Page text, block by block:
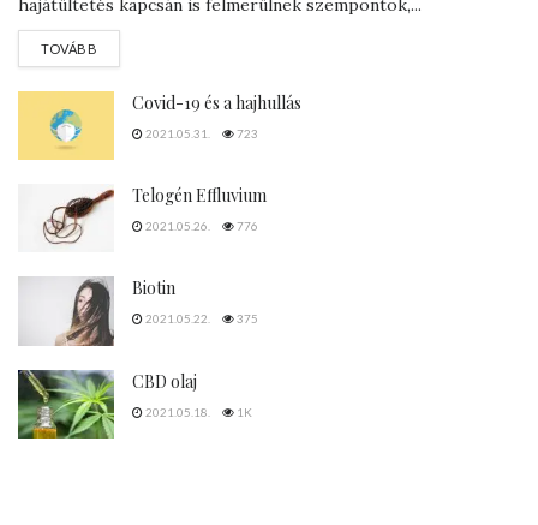
hajátültetés kapcsán is felmerülnek szempontok,...
TOVÁBB
Covid-19 és a hajhullás
2021.05.31. 723
Telogén Effluvium
2021.05.26. 776
Biotin
2021.05.22. 375
CBD olaj
2021.05.18. 1K